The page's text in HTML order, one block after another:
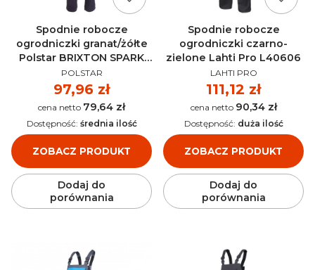
Spodnie robocze
ogrodniczki granat/żółte
Polstar BRIXTON SPARK
ASOG
PRODUCENT
POLSTAR
Cena
97,96 zł
Cena 79,64 zł
ZOBACZ PRODUKT
Dostępność: średnia ilość
Dodaj do
porównania
Spodnie robocze
ogrodniczki czarno-
zielone Lahti Pro L40606
PRODUCENT
LAHTI PRO
Cena
111,12 zł
Cena 90,34 zł
ZOBACZ PRODUKT
Dostępność: duża ilość
Dodaj do
porównania